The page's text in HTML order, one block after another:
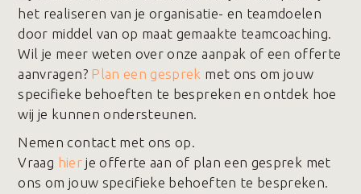
het realiseren van je organisatie- en teamdoelen
door middel van op maat gemaakte teamcoaching.
Wil je meer weten over onze aanpak of een offerte
aanvragen? Plan een gesprek met ons om jouw
specifieke behoeften te bespreken en ontdek hoe
wij je kunnen ondersteunen.
Nemen contact met ons op.
Vraag hierje offerte aan of plan een gesprek met
ons om jouw specifieke behoeften te bespreken.